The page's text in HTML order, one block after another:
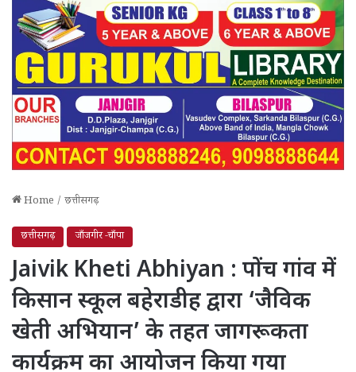
Home / छत्तीसगढ़
छत्तीसगढ़ जाँजगीर -चाँपा
Jaivik Kheti Abhiyan : पोंच गांव में
किसान स्कूल बहेराडीह द्वारा ‘जैविक
खेती अभियान’ के तहत जागरूकता
कार्यक्रम का आयोजन किया गया